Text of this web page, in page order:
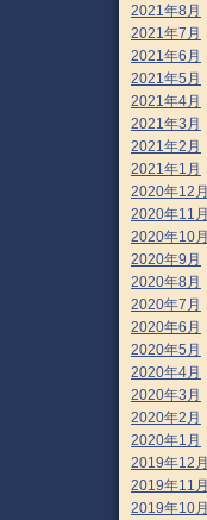
2021年8月
2021年7月
2021年6月
2021年5月
2021年4月
2021年3月
2021年2月
2021年1月
2020年12月
2020年11月
2020年10月
2020年9月
2020年8月
2020年7月
2020年6月
2020年5月
2020年4月
2020年3月
2020年2月
2020年1月
2019年12月
2019年11月
2019年10月